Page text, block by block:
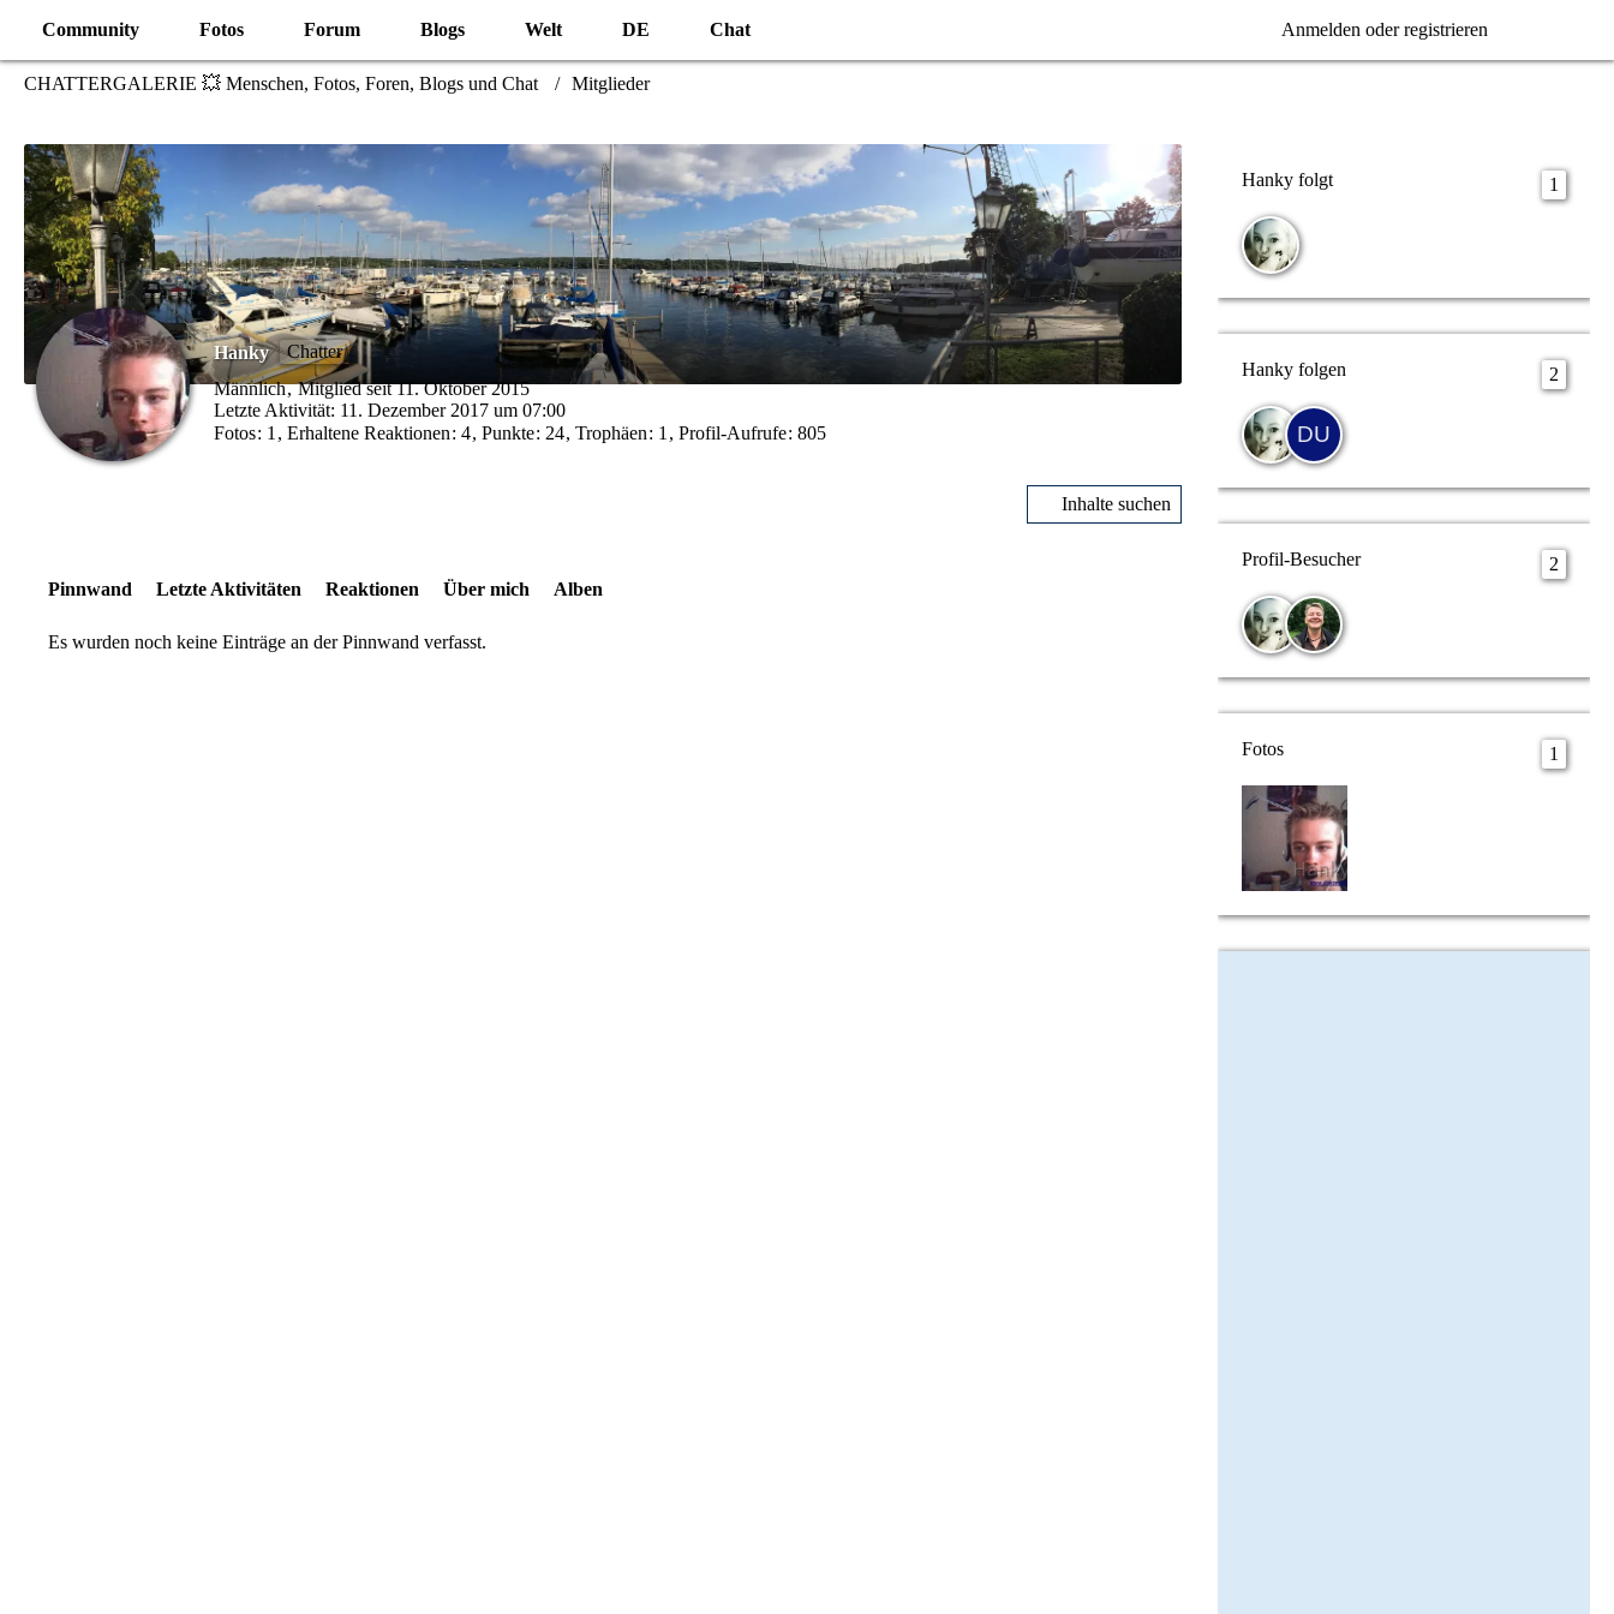
Community Fotos Forum Blogs Welt DE Chat Anmelden oder registrieren
CHATTERGALERIE 💥 Menschen, Fotos, Foren, Blogs und Chat Mitglieder
Hanky
Chatter
Männlich Mitglied seit 11. Oktober 2015
Letzte Aktivität: 11. Dezember 2017 um 07:00
Fotos 1 Erhaltene Reaktionen 4 Punkte 24 Trophäen 1 Profil-Aufrufe 805
Inhalte suchen
Pinnwand Letzte Aktivitäten Reaktionen Über mich Alben
Es wurden noch keine Einträge an der Pinnwand verfasst.
Hanky folgt 1
Hanky folgen 2
Profil-Besucher 2
Fotos 1